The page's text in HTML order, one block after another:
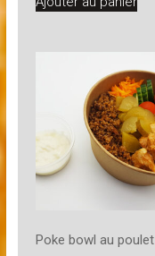
Poke bowl au poulet